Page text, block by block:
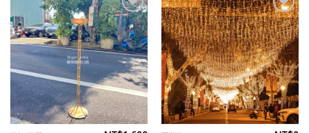
Add to
wishlist
Add to
wishlist